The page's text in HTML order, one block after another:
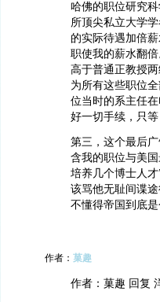
哈佛的职位研究
所顶尖私立大学
的实际待遇加倍
职使我的薪水翻
高于普通正教授
为所有这些职位
位当时的系主任
好一切手续，只
第三，这个最后
含我的职位与美
培养几个博士人
该骂他无耻间谍
不懂得帝国到底
作者： 菓趣
作者：菓趣 回复